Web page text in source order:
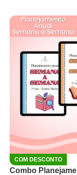
COM DESCONTO
Combo